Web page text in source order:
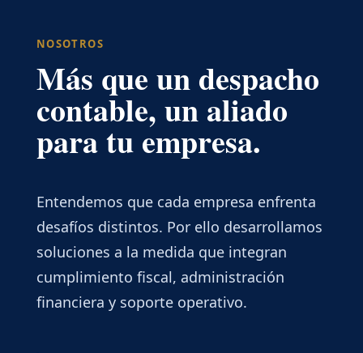
NOSOTROS
Más que un despacho
contable, un aliado
para tu empresa.
Entendemos que cada empresa enfrenta
desafíos distintos. Por ello desarrollamos
soluciones a la medida que integran
cumplimiento fiscal, administración
financiera y soporte operativo.